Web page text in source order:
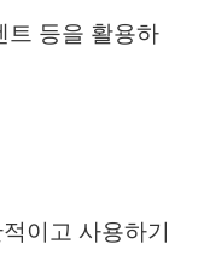
트 등을 활용하
이고 사용하기